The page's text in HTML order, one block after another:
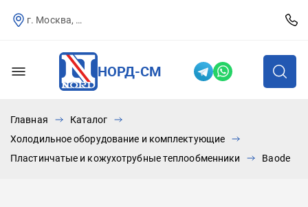
г. Москва, Севастопольский пр-т, д.25
НОРД-СМ
Главная
Каталог
Холодильное оборудование и комплектующие
Пластинчатые и кожухотрубные теплообменники
Baode